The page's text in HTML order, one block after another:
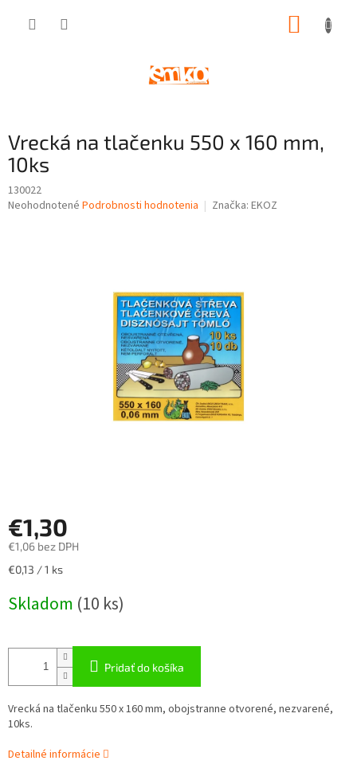
Vrecká na tlačenku 550 x 160 mm,
10ks
130022
Priemerné
Neohodnotené Podrobnosti hodnotenia Značka: EKOZ
€1,30
€1,06 bez DPH
Jednotková
€0,13 / 1 ks
Skladom (10 ks)
Pridať do košíka
Vrecká na tlačenku 550 x 160 mm, obojstranne otvorené, nezvarené,
10ks.
Detailné informácie